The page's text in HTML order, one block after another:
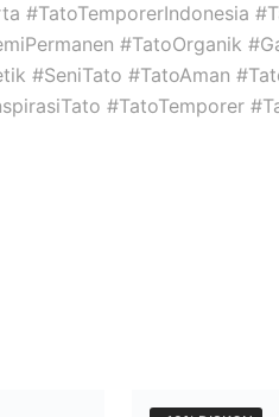
#TatoTemporerIndonesia
#TatoOrganik
#SeniTato #TatoAman
#TatoTemporer